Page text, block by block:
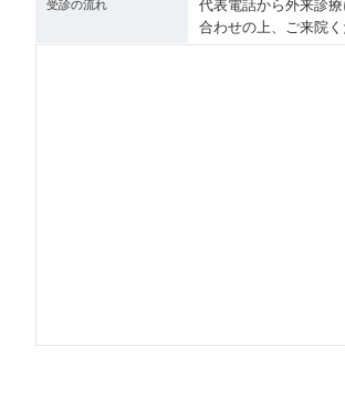
受診の流れ
代表電話から外来診
合わせの上、ご来院く